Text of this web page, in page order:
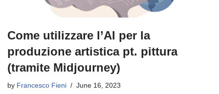
Come utilizzare l’AI per la
produzione artistica pt. pittura
(tramite Midjourney)
by Francesco Fieni June 16, 2023